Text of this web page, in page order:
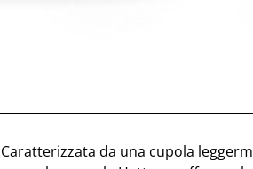
Caratterizzata da una cupola